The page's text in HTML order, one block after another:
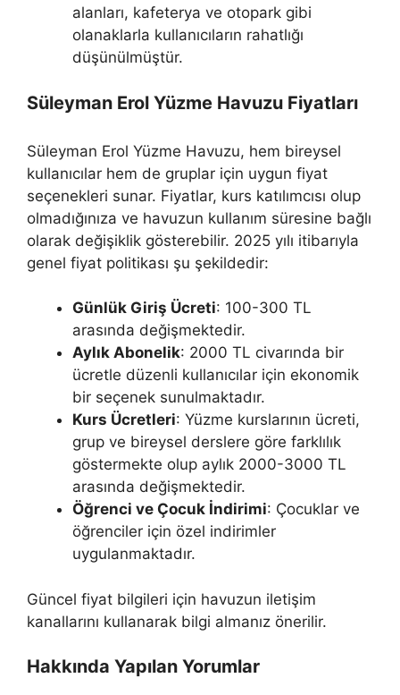
alanları, kafeterya ve otopark gibi
olanaklarla kullanıcıların rahatlığı
düşünülmüştür.
Süleyman Erol Yüzme Havuzu Fiyatları
Süleyman Erol Yüzme Havuzu, hem bireysel
kullanıcılar hem de gruplar için uygun fiyat
seçenekleri sunar. Fiyatlar, kurs katılımcısı olup
olmadığınıza ve havuzun kullanım süresine bağlı
olarak değişiklik gösterebilir. 2025 yılı itibarıyla
genel fiyat politikası şu şekildedir:
Günlük Giriş Ücreti: 100-300 TL
arasında değişmektedir.
Aylık Abonelik: 2000 TL civarında bir
ücretle düzenli kullanıcılar için ekonomik
bir seçenek sunulmaktadır.
Kurs Ücretleri: Yüzme kurslarının ücreti,
grup ve bireysel derslere göre farklılık
göstermekte olup aylık 2000-3000 TL
arasında değişmektedir.
Öğrenci ve Çocuk İndirimi: Çocuklar ve
öğrenciler için özel indirimler
uygulanmaktadır.
Güncel fiyat bilgileri için havuzun iletişim
kanallarını kullanarak bilgi almanız önerilir.
Hakkında Yapılan Yorumlar